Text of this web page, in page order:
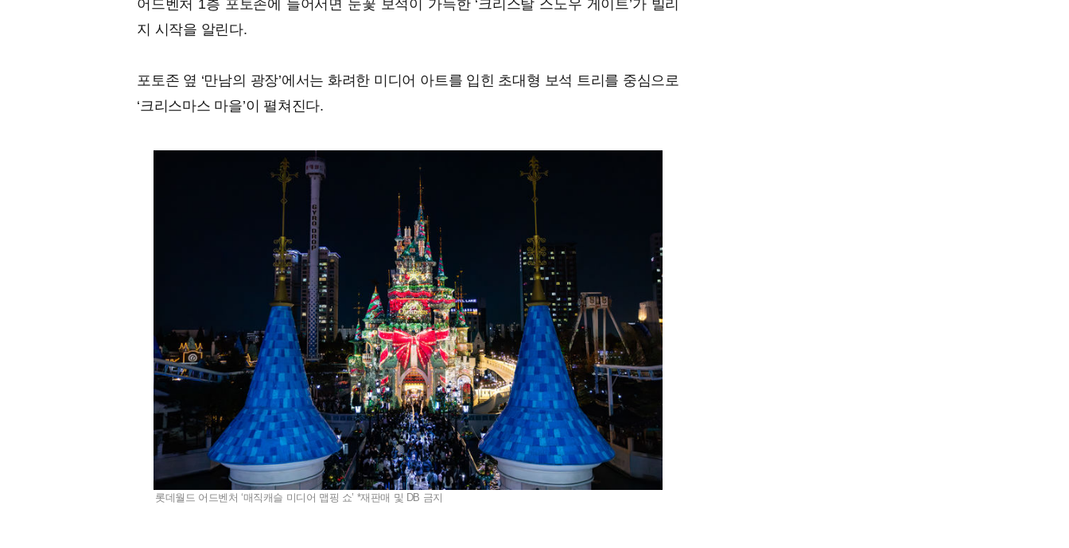
어드벤처 1층 포토존에 들어서면 눈꽃 보석이 가득한 ‘크리스탈 스노우 게이트’가 빌리
지 시작을 알린다.
포토존 옆 ‘만남의 광장’에서는 화려한 미디어 아트를 입힌 초대형 보석 트리를 중심으로
‘크리스마스 마을’이 펼쳐진다.
롯데월드 어드벤처 ‘매직캐슬 미디어 맵핑 쇼’ *재판매 및 DB 금지